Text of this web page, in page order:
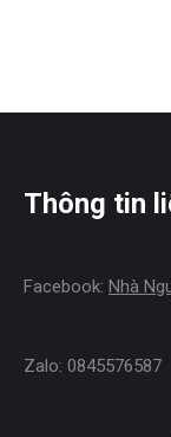
Thông tin
Facebook: Nhà
Zalo: 0845576587